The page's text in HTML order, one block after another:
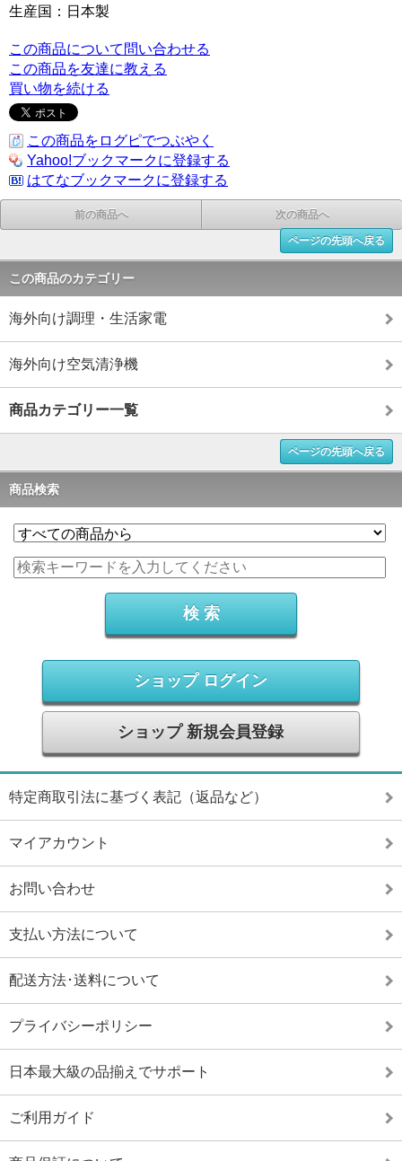
生産国：日本製
この商品について問い合わせる
この商品を友達に教える
買い物を続ける
この商品をログピでつぶやく
Yahoo!ブックマークに登録する
はてなブックマークに登録する
前の商品へ 次の商品へ
ページの先頭へ戻る
この商品のカテゴリー
海外向け調理・生活家電
海外向け空気清浄機
商品カテゴリー一覧
ページの先頭へ戻る
商品検索
ショップ ログイン
ショップ 新規会員登録
特定商取引法に基づく表記（返品など）
マイアカウント
お問い合わせ
支払い方法について
配送方法･送料について
プライバシーポリシー
日本最大級の品揃えでサポート
ご利用ガイド